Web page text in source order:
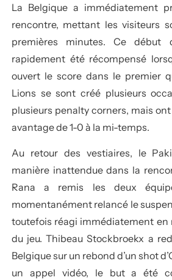
La Belgique a immédiatement
rencontre, mettant les visiteurs
premières minutes. Ce
rapidement été récompensé
ouvert le score dans le premier
Lions se sont créé plusieurs
plusieurs penalty corners, mais
avantage de 1-0 à la mi-temps.
Au retour des vestiaires, le
manière inattendue dans la
Rana a remis les deux
momentanément relancé le
toutefois réagi immédiatement en
du jeu. Thibeau Stockbroekx a
Belgique sur un rebond d’un shot
un appel vidéo, le but a été